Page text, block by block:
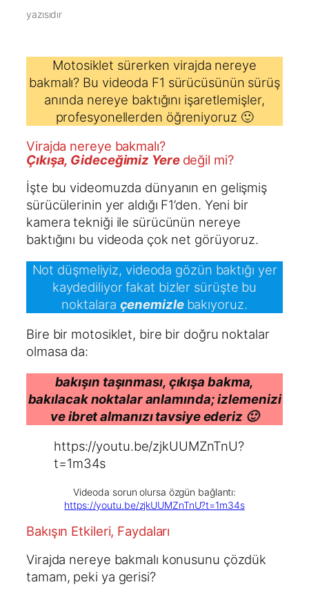
yazısıdır
Motosiklet sürerken virajda nereye
bakmalı? Bu videoda F1 sürücüsünün sürüş
anında nereye baktığını işaretlemişler,
profesyonellerden öğreniyoruz 🙂
Virajda nereye bakmalı?
Çıkışa, Gideceğimiz Yere değil mi?
İşte bu videomuzda dünyanın en gelişmiş
sürücülerinin yer aldığı F1’den. Yeni bir
kamera tekniği ile sürücünün nereye
baktığını bu videoda çok net görüyoruz.
Not düşmeliyiz, videoda gözün baktığı yer
kaydediliyor fakat bizler sürüşte bu
noktalara çenemizle bakıyoruz.
Bire bir motosiklet, bire bir doğru noktalar
olmasa da:
bakışın taşınması, çıkışa bakma,
bakılacak noktalar anlamında; izlemenizi
ve ibret almanızı tavsiye ederiz 🙂
https://youtu.be/zjkUUMZnTnU?
t=1m34s
Videoda sorun olursa özgün bağlantı:
https://youtu.be/zjkUUMZnTnU?t=1m34s
Bakışın Etkileri, Faydaları
Virajda nereye bakmalı konusunu çözdük
tamam, peki ya gerisi?